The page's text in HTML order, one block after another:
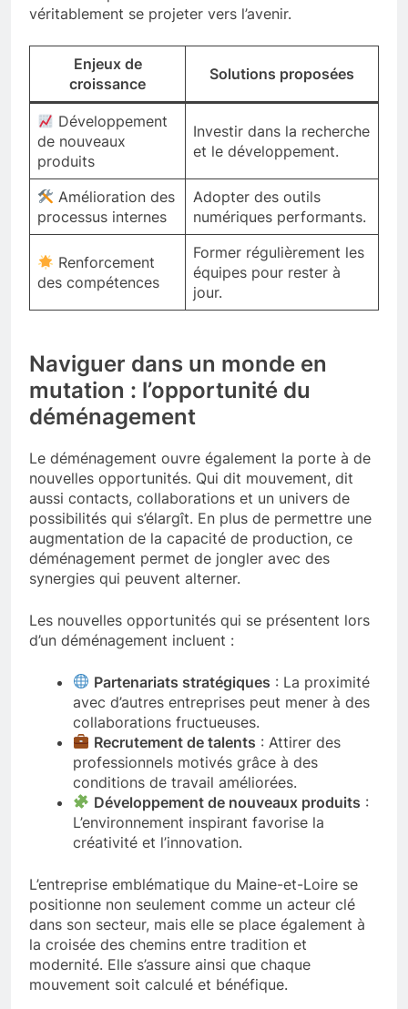
véritablement se projeter vers l’avenir.
Enjeux de
croissance
Solutions proposées
Développement
de nouveaux
produits
Investir dans la recherche
et le développement.
Amélioration des
processus internes
Adopter des outils
numériques performants.
Renforcement
des compétences
Former régulièrement les
équipes pour rester à
jour.
Naviguer dans un monde en
mutation : l’opportunité du
déménagement
Le déménagement ouvre également la porte à de
nouvelles opportunités. Qui dit mouvement, dit
aussi contacts, collaborations et un univers de
possibilités qui s’élargît. En plus de permettre une
augmentation de la capacité de production, ce
déménagement permet de jongler avec des
synergies qui peuvent alterner.
Les nouvelles opportunités qui se présentent lors
d’un déménagement incluent :
Partenariats stratégiques : La proximité
avec d’autres entreprises peut mener à des
collaborations fructueuses.
Recrutement de talents : Attirer des
professionnels motivés grâce à des
conditions de travail améliorées.
Développement de nouveaux produits :
L’environnement inspirant favorise la
créativité et l’innovation.
L’entreprise emblématique du Maine-et-Loire se
positionne non seulement comme un acteur clé
dans son secteur, mais elle se place également à
la croisée des chemins entre tradition et
modernité. Elle s’assure ainsi que chaque
mouvement soit calculé et bénéfique.